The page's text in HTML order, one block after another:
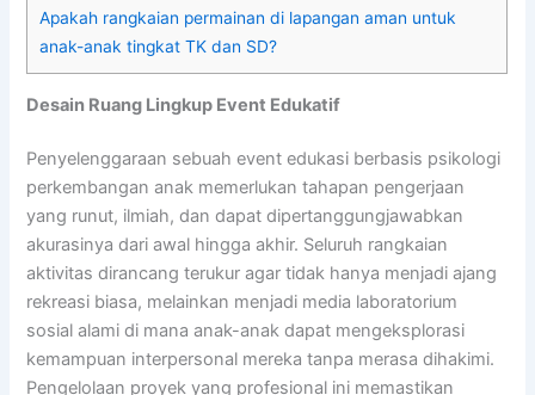
Apakah rangkaian permainan di lapangan aman untuk
anak-anak tingkat TK dan SD?
Desain Ruang Lingkup Event Edukatif
Penyelenggaraan sebuah event edukasi berbasis psikologi
perkembangan anak memerlukan tahapan pengerjaan
yang runut, ilmiah, dan dapat dipertanggungjawabkan
akurasinya dari awal hingga akhir. Seluruh rangkaian
aktivitas dirancang terukur agar tidak hanya menjadi ajang
rekreasi biasa, melainkan menjadi media laboratorium
sosial alami di mana anak-anak dapat mengeksplorasi
kemampuan interpersonal mereka tanpa merasa dihakimi.
Pengelolaan proyek yang profesional ini memastikan